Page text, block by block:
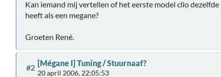
Kan iemand mij vertellen of het eerste model clio
heeft als een megane?
Groeten René.
#2 [Mégane I] Tuning/Stuurnaaf?
20 april 2006, 22:05:53